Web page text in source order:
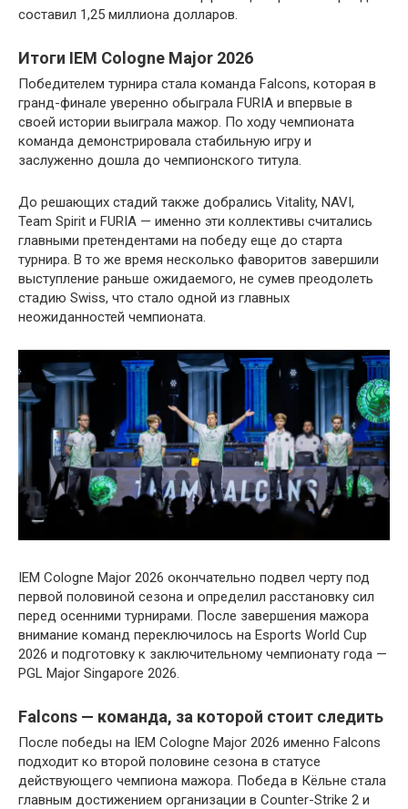
составил 1,25 миллиона долларов.
Итоги IEM Cologne Major 2026
Победителем турнира стала команда Falcons, которая в
гранд-финале уверенно обыграла FURIA и впервые в
своей истории выиграла мажор. По ходу чемпионата
команда демонстрировала стабильную игру и
заслуженно дошла до чемпионского титула.
До решающих стадий также добрались Vitality, NAVI,
Team Spirit и FURIA — именно эти коллективы считались
главными претендентами на победу еще до старта
турнира. В то же время несколько фаворитов завершили
выступление раньше ожидаемого, не сумев преодолеть
стадию Swiss, что стало одной из главных
неожиданностей чемпионата.
IEM Cologne Major 2026 окончательно подвел черту под
первой половиной сезона и определил расстановку сил
перед осенними турнирами. После завершения мажора
внимание команд переключилось на Esports World Cup
2026 и подготовку к заключительному чемпионату года —
PGL Major Singapore 2026.
Falcons — команда, за которой стоит следить
После победы на IEM Cologne Major 2026 именно Falcons
подходит ко второй половине сезона в статусе
действующего чемпиона мажора. Победа в Кёльне стала
главным достижением организации в Counter-Strike 2 и